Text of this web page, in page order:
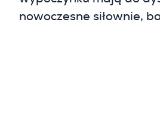
nowoczesne siłownie,